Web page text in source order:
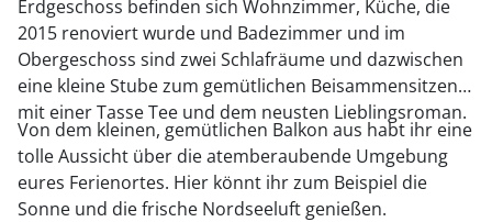
Erdgeschoss befinden sich Wohnzimmer, Küche, die
2015 renoviert wurde und Badezimmer und im
Obergeschoss sind zwei Schlafräume und dazwischen
eine kleine Stube zum gemütlichen Beisammensitzen
mit einer Tasse Tee und dem neusten Lieblingsroman.
Von dem kleinen, gemütlichen Balkon aus habt ihr eine
tolle Aussicht über die atemberaubende Umgebung
eures Ferienortes. Hier könnt ihr zum Beispiel die
Sonne und die frische Nordseeluft genießen.